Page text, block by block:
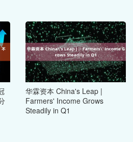
华霖资本 China's Leap | ​
Farmers' Income Grows
Steadily in Q1